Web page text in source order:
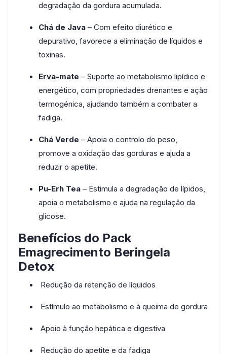
degradação da gordura acumulada.
Chá de Java – Com efeito diurético e
depurativo, favorece a eliminação de líquidos e
toxinas.
Erva-mate – Suporte ao metabolismo lipídico e
energético, com propriedades drenantes e ação
termogénica, ajudando também a combater a
fadiga.
Chá Verde – Apoia o controlo do peso,
promove a oxidação das gorduras e ajuda a
reduzir o apetite.
Pu-Erh Tea – Estimula a degradação de lípidos,
apoia o metabolismo e ajuda na regulação da
glicose.
Benefícios do Pack
Emagrecimento Beringela
Detox
Redução da retenção de líquidos
Estímulo ao metabolismo e à queima de gordura
Apoio à função hepática e digestiva
Redução do apetite e da fadiga